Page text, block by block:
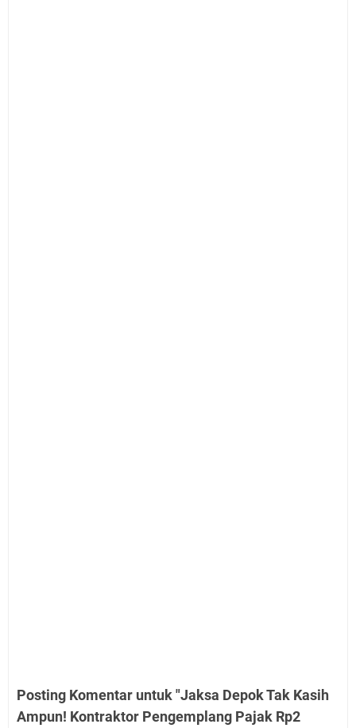
Posting Komentar untuk "Jaksa Depok Tak Kasih
Ampun! Kontraktor Pengemplang Pajak Rp2